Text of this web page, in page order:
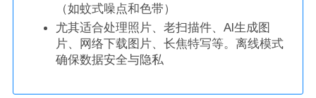
（如蚊式噪点和色带）
尤其适合处理照片、老扫描件、AI生成图
片、网络下载图片、长焦特写等。离线模式
确保数据安全与隐私